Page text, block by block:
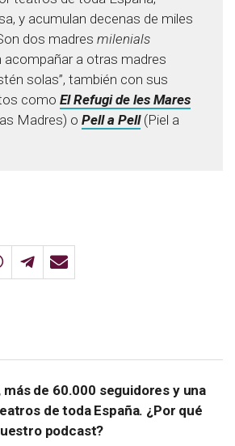
y acumulan decenas de miles
dos madres milenials
acompañar a otras madres
solas”, también con sus
como El Refugi de les Mares
Madres) o Pell a Pell(Piel a
de 60.000 seguidores y una
de toda España. ¿Por qué
podcast?